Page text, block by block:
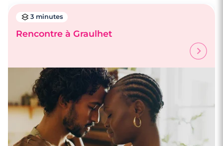
3 minutes
Rencontre à Graulhet
3 minutes
Rencontre à Graulhet